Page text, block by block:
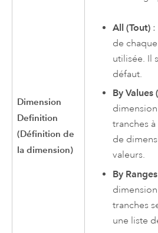
Dimension
Definition
(Définition de
la dimension)
All (Tout) :
de
utilisée. Il
défaut.
By Values
tranches à
de
valeurs.
By
tranches
une liste